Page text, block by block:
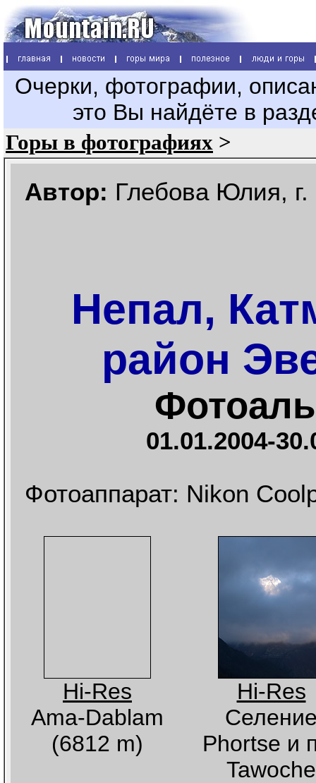
Очерки, фотографии,
это Вы найдёте в
Горы в фотографиях >
Автор: Глебова Юлия,
Непал,
район
01.01.2004-
Фотоаппарат: Nikon
Hi-Res
Ama-Dablam
(6812 m)
Hi-Res
Phortse и
Tawoche